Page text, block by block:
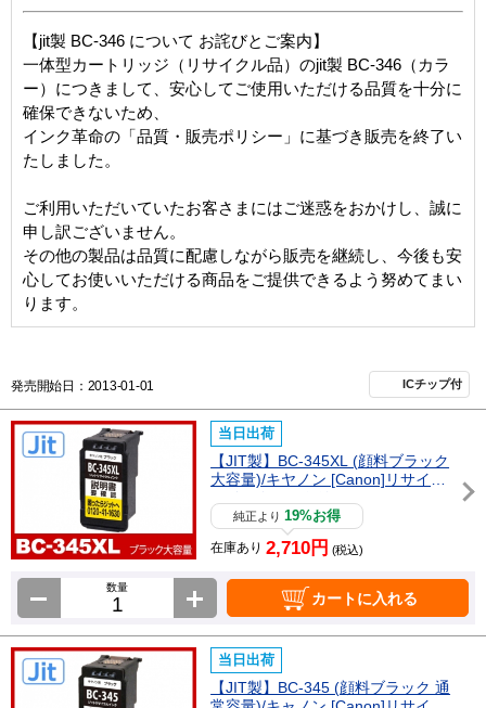
【jit製 BC-346 について お詫びとご案内】
一体型カートリッジ（リサイクル品）のjit製 BC-346（カラ
ー） につきまして、安心してご使用いただける品質を十分に
確保できないため、
インク革命の「品質・販売ポリシー」に基づき販売を終了い
たしました。
ご利用いただいていたお客さまにはご迷惑をおかけし、誠に
申し訳ございません。
その他の製品は品質に配慮しながら販売を継続し、今後も安
心してお使いいただける商品をご提供できるよう努めてまい
ります。
発売開始日：2013-01-01 ICチップ付
当日出荷
【JIT製】BC-345XL (顔料ブラック
大容量)/キヤノン [Canon]リサイク
ルインクカートリッジ
純正より19%お得
在庫あり 2,710円 (税込)
数量
カートに入れる
当日出荷
【JIT製】BC-345 (顔料ブラック 通